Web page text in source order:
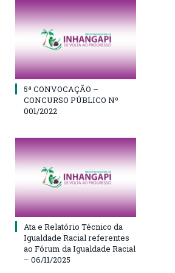
5ª CONVOCAÇÃO –
CONCURSO PÚBLICO Nº
001/2022
Ata e Relatório Técnico da
Igualdade Racial referentes
ao Fórum da Igualdade Racial
– 06/11/2025